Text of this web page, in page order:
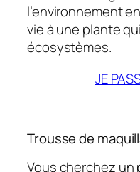
l’environnement
vie à une plante
écosystèmes.
JE
Trousse de
Vous cherchez un